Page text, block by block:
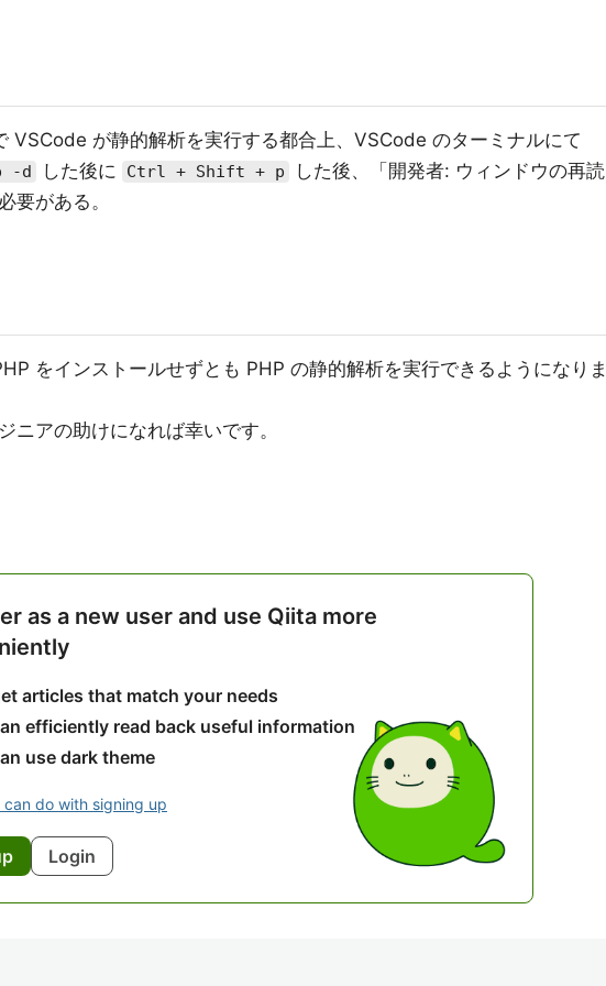
VSCode が静的解析を実行する都合上、VSCode のターミナルにて
-d した後に Ctrl + Shift + p
した後、「開発者: ウィンドウの再読
要がある。
をインストールせずとも PHP の静的解析を実行できるようになり
ニアの助けになれば幸いです。
as a new user and use Qiita more
articles that match your needs
efficiently read back useful information
use dark theme
can do with signing up
Login